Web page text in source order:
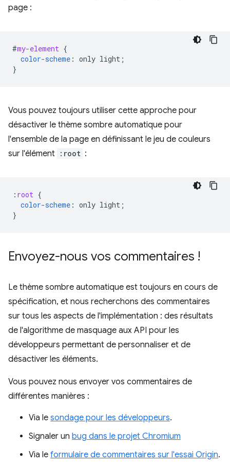
page :
#my-element {
color-scheme : only light ;
}
Vous pouvez toujours utiliser cette approche pour
désactiver le thème sombre automatique pour
l'ensemble de la page en définissant le jeu de couleurs
sur l'élément :root :
: root {
color-scheme : only light ;
}
Envoyez-nous vos commentaires !
Le thème sombre automatique est toujours en cours de
spécification, et nous recherchons des commentaires
sur tous les aspects de l'implémentation : des résultats
de l'algorithme de masquage aux API pour les
développeurs permettant de personnaliser et de
désactiver les éléments.
Vous pouvez nous envoyer vos commentaires de
différentes manières :
Via le sondage pour les développeurs.
Signaler un bug dans le projet Chromium
Via le formulaire de commentaires sur l'essai Origin.